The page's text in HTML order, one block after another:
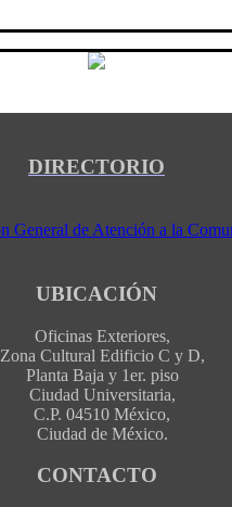
DIRECTORIO
UBICACIÓN
Oficinas Exteriores,
Zona Cultural Edificio C y D,
Planta Baja y 1er. piso
Ciudad Universitaria,
C.P. 04510 México,
Ciudad de México.
CONTACTO